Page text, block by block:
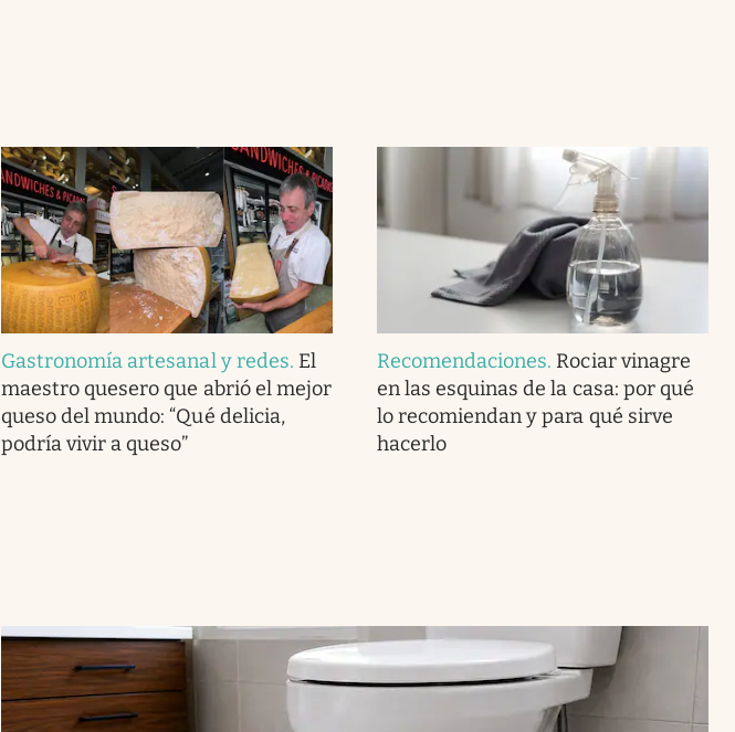
Gastronomía artesanal y redes. El
maestro quesero que abrió el mejor
queso del mundo: “Qué delicia,
podría vivir a queso”
Recomendaciones. Rociar vinagre
en las esquinas de la casa: por qué
lo recomiendan y para qué sirve
hacerlo